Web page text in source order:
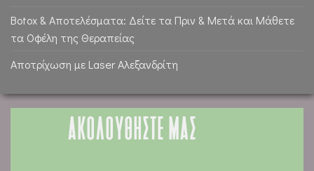
Botox & Αποτελέσματα: Δείτε τα Πριν & Μετά και Μάθετε
τα Οφέλη της Θεραπείας
Αποτρίχωση με Laser Αλεξανδρίτη
ΑΚΟΛΟΥΘΗΣΤΕ ΜΑΣ